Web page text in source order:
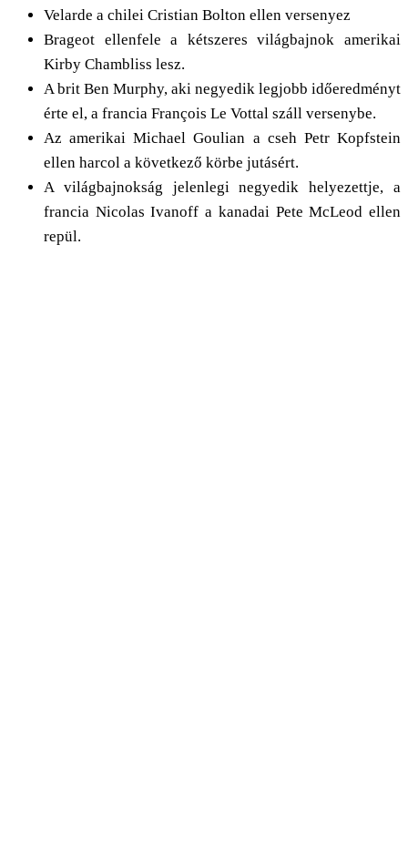
Velarde a chilei Cristian Bolton ellen versenyez
Brageot ellenfele a kétszeres világbajnok amerikai
Kirby Chambliss lesz.
A brit Ben Murphy, aki negyedik legjobb időeredményt
érte el, a francia François Le Vottal száll versenybe.
Az amerikai Michael Goulian a cseh Petr Kopfstein
ellen harcol a következő körbe jutásért.
A világbajnokság jelenlegi negyedik helyezettje, a
francia Nicolas Ivanoff a kanadai Pete McLeod ellen
repül.